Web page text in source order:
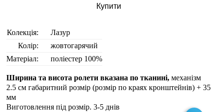
Купити
Колекція:
Лазур
Колір:
жовтогарячий
Матеріал:
поліестер 100%
Ширина та висота ролети вказана по тканині, механізм
2.5 см габаритний розмір (розмір по краях кронштейнів) + 35
мм
Виготовлення під розмір. 3-5 днiв